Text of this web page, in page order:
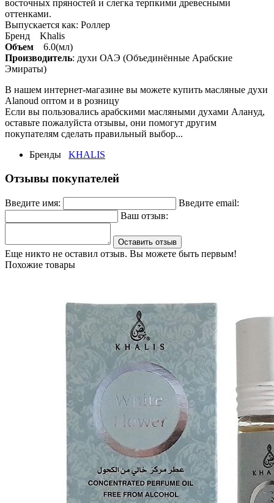
восточных пряностей и слегка терпкими древесными
оттенками.
Выпускается как: Роллер
Бренд Khalis
Объем 6.0(мл)
Производитель: духи ОАЭ (Объединённые Арабские
Эмираты)
В нашем интернет-магазине вы можете купить масляные духи
Alanoud оптом и в розницу
Если вы пользовались арабскими масляными духами Алануд,
оставьте пожалуйста отзывы, они помогут другим
покупателям сделать правильный выбор...
Бренды
KHALIS
Отзывы покупателей
Введите имя:
Введите email:
Ваш отзыв:
Оставить отзыв
Еще никто не оставил отзыв. Вы можете быть первым!
Похожие товары